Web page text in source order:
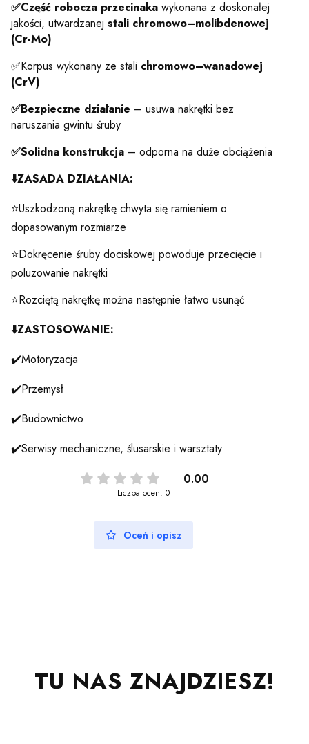
✅Część robocza przecinaka wykonana z doskonałej
jakości, utwardzanej stali chromowo–molibdenowej
(Cr-Mo)
✅Korpus wykonany ze stali chromowo–wanadowej
(CrV)
✅Bezpieczne działanie – usuwa nakrętki bez
naruszania gwintu śruby
✅Solidna konstrukcja – odporna na duże obciążenia
⬇️ZASADA DZIAŁANIA:
⭐Uszkodzoną nakrętkę chwyta się ramieniem o
dopasowanym rozmiarze
⭐Dokręcenie śruby dociskowej powoduje przecięcie i
poluzowanie nakrętki
⭐Rozciętą nakrętkę można następnie łatwo usunąć
⬇️ZASTOSOWANIE:
✔️Motoryzacja
✔️Przemysł
✔️Budownictwo
✔️Serwisy mechaniczne, ślusarskie i warsztaty
0.00
Liczba ocen: 0
Oceń i opisz
TU NAS ZNAJDZIESZ!